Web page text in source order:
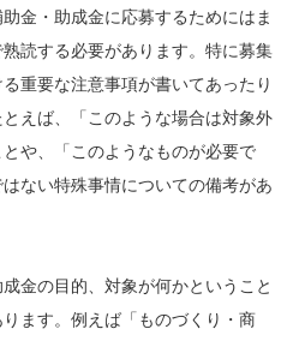
金・助成金に応募するためにはま
読する必要があります。特に募集
重要な注意事項が書いてあったり
えば、「このような場合は対象外
や、「このようなものが必要で
ない特殊事情についての備考があ
金の目的、対象が何かということ
ます。例えば「ものづくり・商